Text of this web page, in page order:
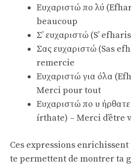
Ευχαριστώ πο λύ
beaucoup
Σ’ ευχαριστώ (S’
Σας ευχαριστώ (Sas
remercie
Ευχαριστώ για όλα
Merci pour tout
Ευχαριστώ πο υ
írthate) – Merci d’être
Ces expressions
te permettent de montrer ta